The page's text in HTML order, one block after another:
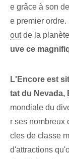
e grâce à son
e premier
outde la
uve ce
L'Encore est
tat du Nevada,
mondiale du
r ses nombreux
cles de classe
d'attractions